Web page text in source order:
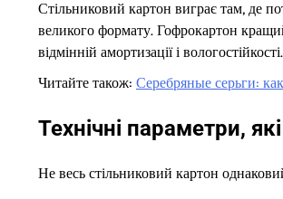
Стільниковий картон виграє там, де
великого формату. Гофрокартон
відмінній амортизації і вологостійкості.
Читайте також: Серебряные серьги:
Технічні параметри,
Не весь стільниковий картон